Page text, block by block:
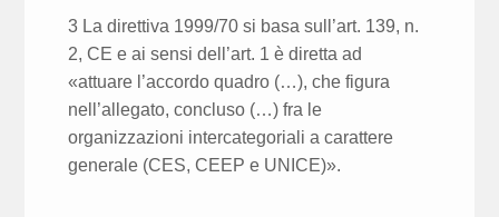
3 La direttiva 1999/70 si basa sull’art. 139, n.
2, CE e ai sensi dell’art. 1 è diretta ad
«attuare l’accordo quadro (…), che figura
nell’allegato, concluso (…) fra le
organizzazioni intercategoriali a carattere
generale (CES, CEEP e UNICE)».